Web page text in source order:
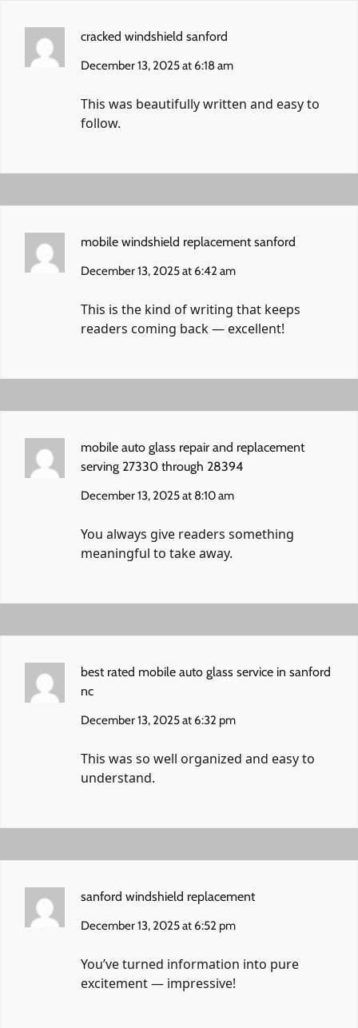
cracked windshield sanford
December 13, 2025 at 6:18 am
This was beautifully written and easy to
follow.
mobile windshield replacement sanford
December 13, 2025 at 6:42 am
This is the kind of writing that keeps
readers coming back — excellent!
mobile auto glass repair and replacement
serving 27330 through 28394
December 13, 2025 at 8:10 am
You always give readers something
meaningful to take away.
best rated mobile auto glass service in sanford
nc
December 13, 2025 at 6:32 pm
This was so well organized and easy to
understand.
sanford windshield replacement
December 13, 2025 at 6:52 pm
You’ve turned information into pure
excitement — impressive!